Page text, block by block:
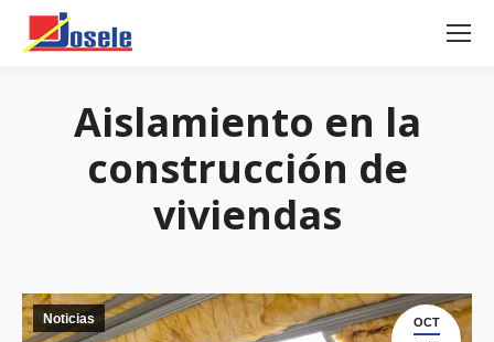
Aislamiento en la
construcción de
viviendas
OCT
Noticias